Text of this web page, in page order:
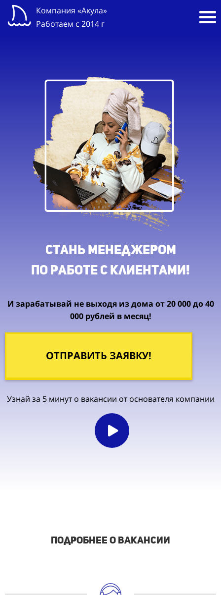
Компания «Акула»
Работаем с 2014 г
Стань менеджером
по работе с клиентами!
И зарабатывай не выходя из дома от 20 000 до 40
000 рублей в месяц!
ОТПРАВИТЬ ЗАЯВКУ!
Узнай за 5 минут о вакансии от основателя компании
подробнее о вакансии